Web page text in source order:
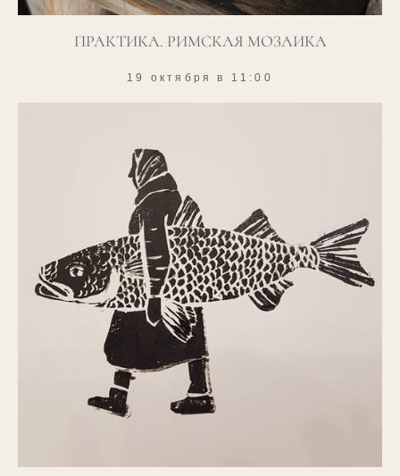
ПРАКТИКА. РИМСКАЯ МОЗАИКА
19 октября в 11:00